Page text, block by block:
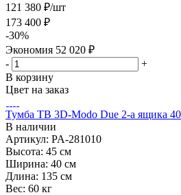
121 380 ₽/шт
173 400 ₽
-30%
Экономия 52 020 ₽
-
+
В корзину
Цвет на заказ
Тумба ТВ 3D-Modo Due 2-а ящика
В наличии
Артикул: PA-281010
Высота: 45 см
Ширина: 40 см
Длина: 135 см
Вес: 60 кг